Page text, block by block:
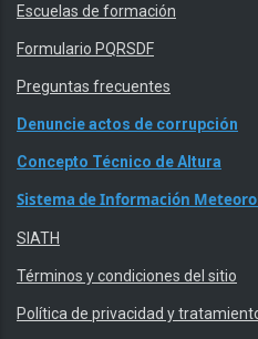
Escuelas de formación
Formulario PQRSDF
Preguntas frecuentes
Denuncie actos de corrupción
Concepto Técnico de Altura
Sistema de Información
SIATH
Términos y condiciones del sitio
Política de privacidad y